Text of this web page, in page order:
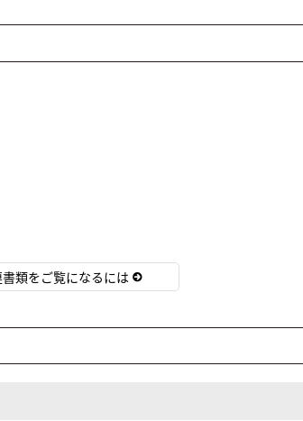
類をご覧になるには